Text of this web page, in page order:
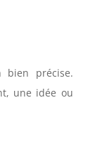
bien précise.
une idée ou